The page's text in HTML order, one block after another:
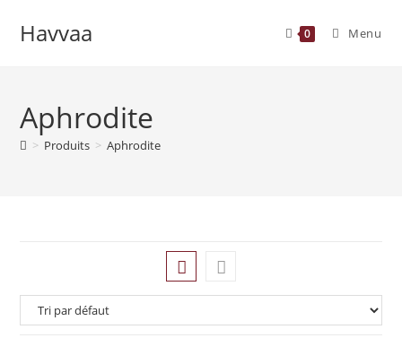
Havvaa 0 Menu
Aphrodite
> Produits > Aphrodite